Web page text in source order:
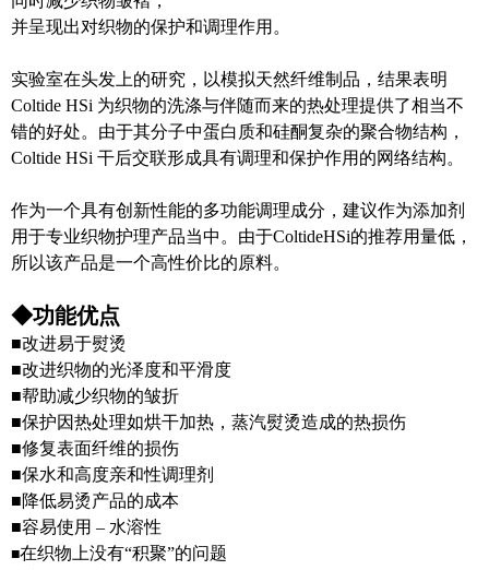
并呈现出对织物的保护和调理作用。
实验室在头发上的研究，以模拟天然纤维制品，结果表明
Coltide HSi 为织物的洗涤与伴随而来的热处理提供了相当不
错的好处。由于其分子中蛋白质和硅酮复杂的聚合物结构，
Coltide HSi 干后交联形成具有调理和保护作用的网络结构。
作为一个具有创新性能的多功能调理成分，建议作为添加剂
用于专业织物护理产品当中。由于ColtideHSi的推荐用量低，
所以该产品是一个高性价比的原料。
◆功能优点
■改进易于熨烫
■改进织物的光泽度和平滑度
■帮助减少织物的皱折
■保护因热处理如烘干加热，蒸汽熨烫造成的热损伤
■修复表面纤维的损伤
■保水和高度亲和性调理剂
■降低易烫产品的成本
■容易使用 – 水溶性
■在织物上没有“积聚”的问题